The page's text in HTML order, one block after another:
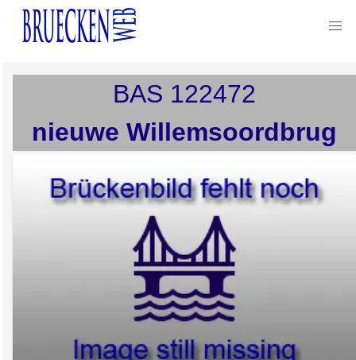
BAS 122472
nieuwe Willemsoordbrug